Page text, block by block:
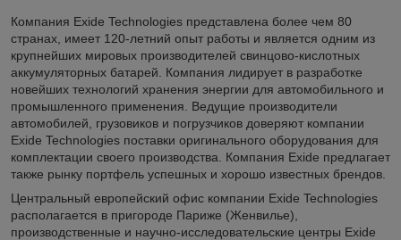
Компания Exide Technologies представлена более чем 80
странах, имеет 120-летний опыт работы и является одним из
крупнейших мировых производителей свинцово-кислотных
аккумуляторных батарей. Компания лидирует в разработке
новейших технологий хранения энергии для автомобильного и
промышленного применения. Ведущие производители
автомобилей, грузовиков и погрузчиков доверяют компании
Exide Technologies поставки оригинального оборудования для
комплектации своего производства. Компания Exide предлагает
также рынку портфель успешных и хорошо известных брендов.
Центральный европейский офис компании Exide Technologies
располагается в пригороде Париже (Женвилье),
производственные и научно-исследовательские центры Exide